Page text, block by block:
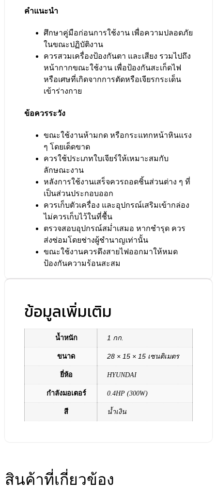
คำแนะนำ
ศึกษาคู่มือก่อนการใช้งาน เพื่อความปลอดภัย
ในขณะปฏิบัติงาน
ควรสวมเครื่องป้องกันตา และเสียง รวมไปถึง
หน้ากากขณะใช้งาน เพื่อป้องกันสะเก็ดไฟ
หรือเศษที่เกิดจากการตัดหรือเจียรกระเด็น
เข้าร่างกาย
ข้อควรระวัง
ขณะใช้งานห้ามกด หรือกระแทกหน้าหินแรง
ๆ โดยเด็ดขาด
ควรใช้ประเภทใบเจียร์ให้เหมาะสมกับ
ลักษณะงาน
หลังการใช้งานเสร็จควรถอดชิ้นส่วนต่าง ๆ ที่
เป็นส่วนประกอบออก
ควรเก็บตัวเครื่อง และอุปกรณ์เสริมเข้ากล่อง
ไม่ควรเก็บไว้ในที่ชื้น
ตรวจสอบอุปกรณ์สม่ำเสมอ หากชำรุด ควร
ส่งซ่อมโดยช่างผู้ชำนาญเท่านั้น
ขณะใช้งานควรดึงสายไฟออกมาให้หมด
ป้องกันความร้อนสะสม
ข้อมูลเพิ่มเติม
น้ำหนัก 1 กก.
ขนาด 28 × 15 × 15 เซนติเมตร
ยี่ห้อ HYUNDAI
กำลังมอเตอร์ 0.4HP (300W)
สี น้ำเงิน
สินค้าที่เกี่ยวข้อง